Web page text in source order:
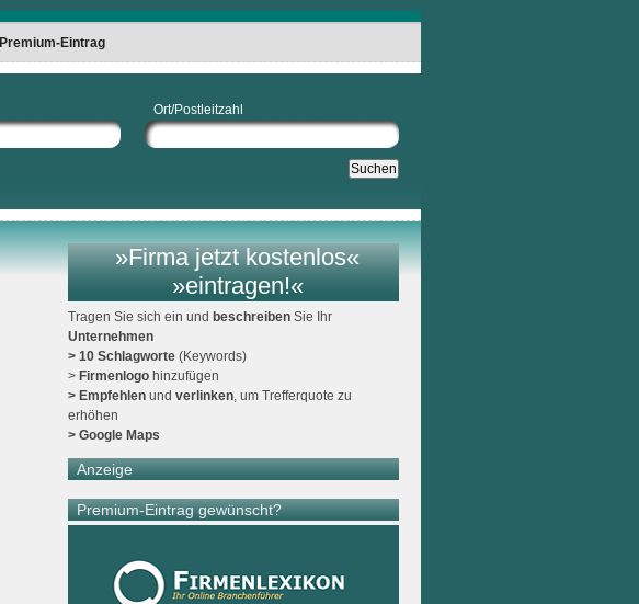
Premium-Eintrag
Ort/Postleitzahl
»Firma jetzt kostenlos«
»eintragen!«
Tragen Sie sich ein und beschreibenSie Ihr
Unternehmen
> 10 Schlagworte(Keywords)
> Firmenlogohinzufügen
> Empfehlenund verlinken, um Trefferquote zu
erhöhen
> Google Maps
Anzeige
Premium-Eintrag gewünscht?